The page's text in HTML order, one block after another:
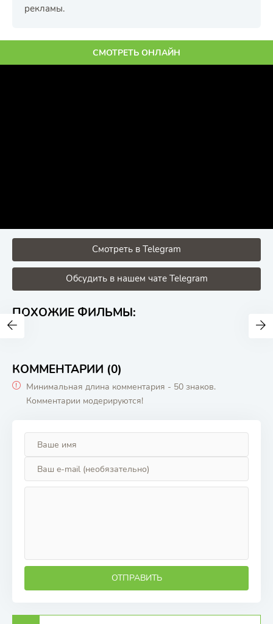
рекламы.
СМОТРЕТЬ ОНЛАЙН
Смотреть в Telegram
Обсудить в нашем чате Telegram
ПОХОЖИЕ ФИЛЬМЫ:
КОММЕНТАРИИ (0)
Минимальная длина комментария - 50 знаков.
Комментарии модерируются!
ОТПРАВИТЬ